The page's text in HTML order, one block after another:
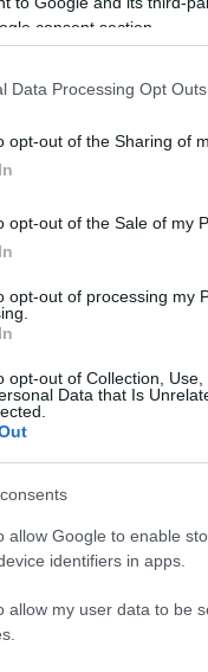
consent section.
Data Processing Opt Outs
opt-out of the Sharing of
opt-out of the Sale of my
opt-out of processing my
opt-out of Collection,
Data that Is
allow Google to enable
identifiers in apps.
allow my user data to be
Αυγ 2026
στον Δήμο
Προκηρύξεις
2026
της Ελλάδας
Προκηρύξεις